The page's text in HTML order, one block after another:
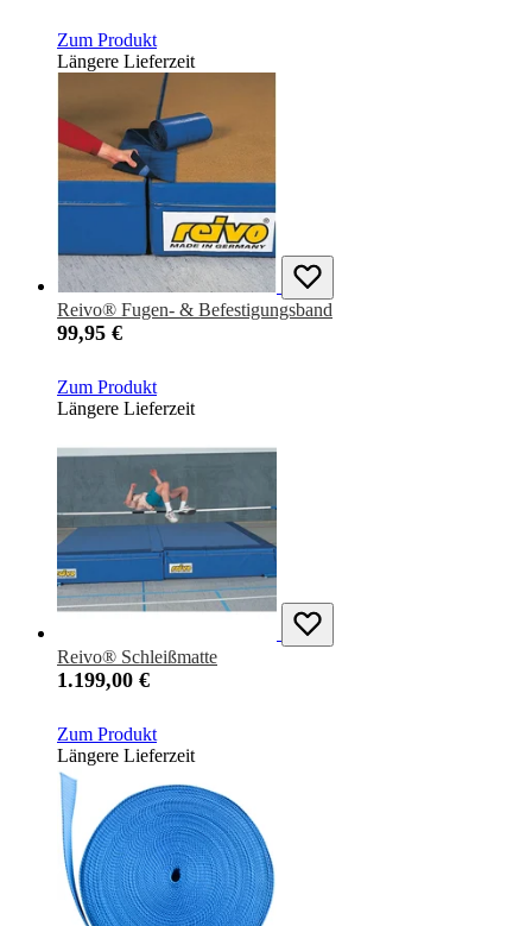
Zum Produkt
Längere Lieferzeit
Reivo® Fugen- & Befestigungsband
99,95 €
Zum Produkt
Längere Lieferzeit
Reivo® Schleißmatte
1.199,00 €
Zum Produkt
Längere Lieferzeit